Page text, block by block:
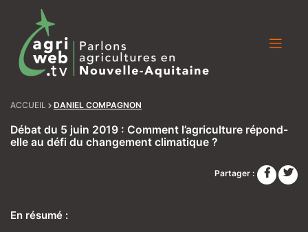
ACCUEIL DANIEL COMPAGNON
Débat du 5 juin 2019 : Comment l’agriculture répond-
elle au défi du changement climatique ?
Partager :
En résumé :